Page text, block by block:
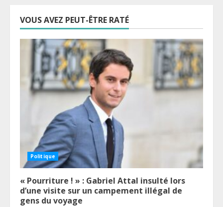
VOUS AVEZ PEUT-ÊTRE RATÉ
Politique
« Pourriture ! » : Gabriel Attal insulté lors
d’une visite sur un campement illégal de
gens du voyage